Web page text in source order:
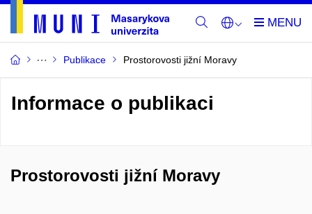
Publikace Prostorovosti jižní Moravy
Informace o publikaci
Prostorovosti jižní Moravy